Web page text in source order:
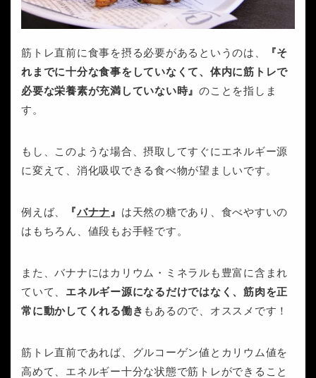
筋トレ直前に食事を摂る必要があるというのは、
『そ
れまでに十分な食事をしていなくて、体内に筋トレで
必要な栄養素が充満していない時』のことを指しま
す。
もし、このような場合、摂取してすぐにエネルギー源
に変えて、消化吸収できる食べ物が望ましいです。
例えば、 『バナナ 』 は天然の糖であり、食べやすいの
はもちろん、値段もお手軽です。
また、バナナにはカリウム・ミネラルも豊富に含まれ
ていて、 エネルギー源になるだけではなく、筋肉を正
常に動かしてくれる働き もあるので、オススメです！
筋トレ直前であれば、グルコーゲン値とカリウム値を
高めて、エネルギー十分な状態で筋トレができること